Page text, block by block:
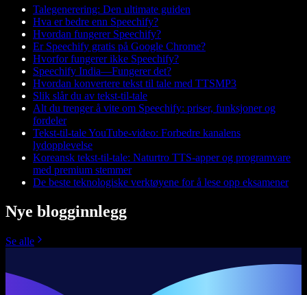
Talegenerering: Den ultimate guiden
Hva er bedre enn Speechify?
Hvordan fungerer Speechify?
Er Speechify gratis på Google Chrome?
Hvorfor fungerer ikke Speechify?
Speechify India—Fungerer det?
Hvordan konvertere tekst til tale med TTSMP3
Slik slår du av tekst-til-tale
Alt du trenger å vite om Speechify: priser, funksjoner og
fordeler
Tekst-til-tale YouTube-video: Forbedre kanalens
lydopplevelse
Koreansk tekst-til-tale: Naturtro TTS-apper og programvare
med premium stemmer
De beste teknologiske verktøyene for å lese opp eksamener
Nye blogginnlegg
Se alle